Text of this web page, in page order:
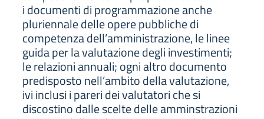
i documenti di programmazione anche
pluriennale delle opere pubbliche di
competenza dell’amministrazione, le linee
guida per la valutazione degli investimenti;
le relazioni annuali; ogni altro documento
predisposto nell’ambito della valutazione,
ivi inclusi i pareri dei valutatori che si
discostino dalle scelte delle amminstrazioni